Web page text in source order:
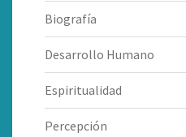
Biografía
Desarrollo Humano
Espiritualidad
Percepción